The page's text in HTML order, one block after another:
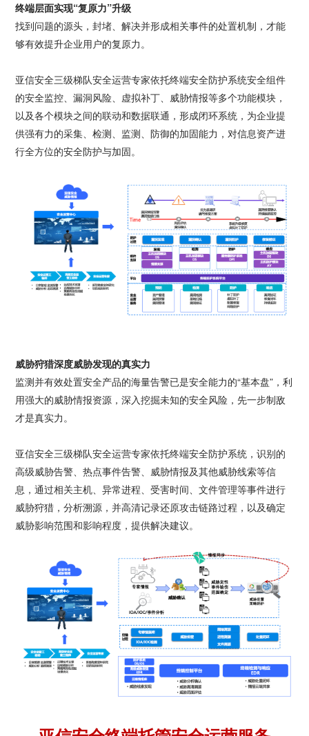
终端层面实现“复原力”升级
找到问题的源头，封堵、解决并形成相关事件的处置机制，才能
够有效提升企业用户的复原力。
亚信安全三级梯队安全运营专家依托终端安全防护系统安全组件
的安全监控、漏洞风险、虚拟补丁、威胁情报等多个功能模块，
以及各个模块之间的联动和数据联通，形成闭环系统，为企业提
供强有力的采集、检测、监测、防御的加固能力，对信息资产进
行全方位的安全防护与加固。
威胁狩猎深度威胁发现的真实力
监测并有效处置安全产品的海量告警已是安全能力的“基本盘”，利
用强大的威胁情报资源，深入挖掘未知的安全风险，先一步制敌
才是真实力。
亚信安全三级梯队安全运营专家依托终端安全防护系统，识别的
高级威胁告警、热点事件告警、威胁情报及其他威胁线索等信
息，通过相关主机、异常进程、受害时间、文件管理等事件进行
威胁狩猎，分析溯源，并高清记录还原攻击链路过程，以及确定
威胁影响范围和影响程度，提供解决建议。